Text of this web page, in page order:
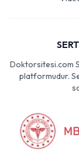
Doktorsitesi.com
platformudur.